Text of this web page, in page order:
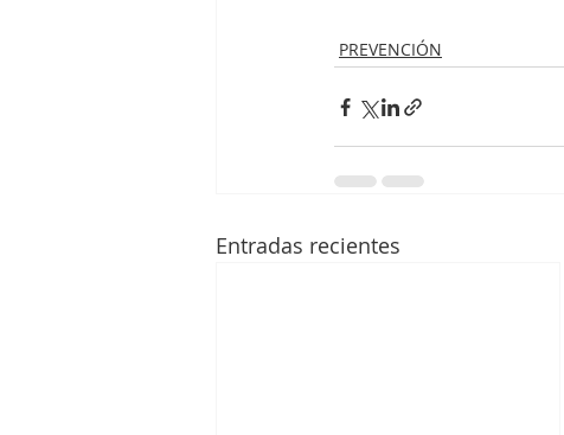
PREVENCIÓN
Entradas recientes